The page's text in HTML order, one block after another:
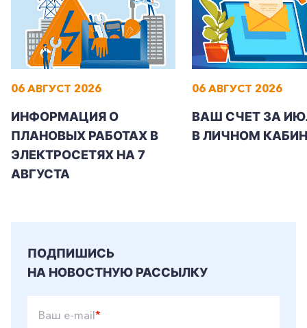
06 АВГУСТ 2026
ИНФОРМАЦИЯ О
ПЛАНОВЫХ РАБОТАХ В
ЭЛЕКТРОСЕТЯХ НА 7
АВГУСТА
06 АВГУСТ 2026
ВАШ СЧЕТ ЗА
В ЛИЧНОМ
ПОДПИШИСЬ
НА НОВОСТНУЮ РАССЫЛКУ
Ваш e-mail*